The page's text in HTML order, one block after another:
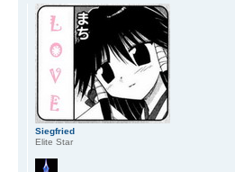
Siegfried
Elite Star